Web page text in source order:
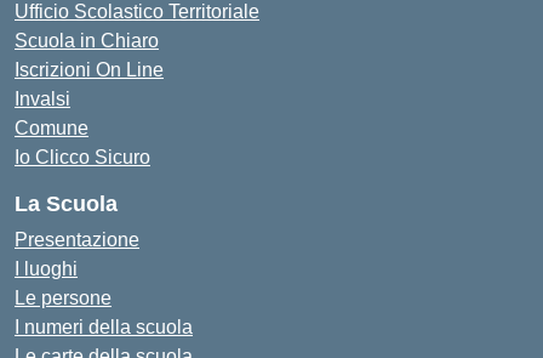
Ufficio Scolastico Territoriale
Scuola in Chiaro
Iscrizioni On Line
Invalsi
Comune
Io Clicco Sicuro
La Scuola
Presentazione
I luoghi
Le persone
I numeri della scuola